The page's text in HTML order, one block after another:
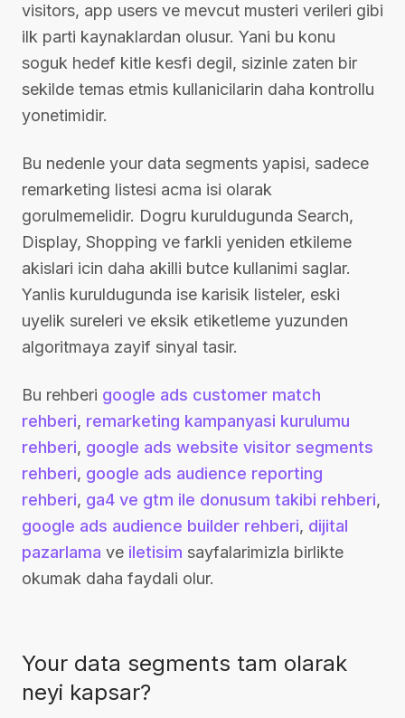
visitors, app users ve mevcut musteri verileri gibi
ilk parti kaynaklardan olusur. Yani bu konu
soguk hedef kitle kesfi degil, sizinle zaten bir
sekilde temas etmis kullanicilarin daha kontrollu
yonetimidir.
Bu nedenle your data segments yapisi, sadece
remarketing listesi acma isi olarak
gorulmemelidir. Dogru kuruldugunda Search,
Display, Shopping ve farkli yeniden etkileme
akislari icin daha akilli butce kullanimi saglar.
Yanlis kuruldugunda ise karisik listeler, eski
uyelik sureleri ve eksik etiketleme yuzunden
algoritmaya zayif sinyal tasir.
Bu rehberi google ads customer match
rehberi, remarketing kampanyasi kurulumu
rehberi, google ads website visitor segments
rehberi, google ads audience reporting
rehberi, ga4 ve gtm ile donusum takibi rehberi,
google ads audience builder rehberi, dijital
pazarlama ve iletisim sayfalarimizla birlikte
okumak daha faydali olur.
Your data segments tam olarak
neyi kapsar?